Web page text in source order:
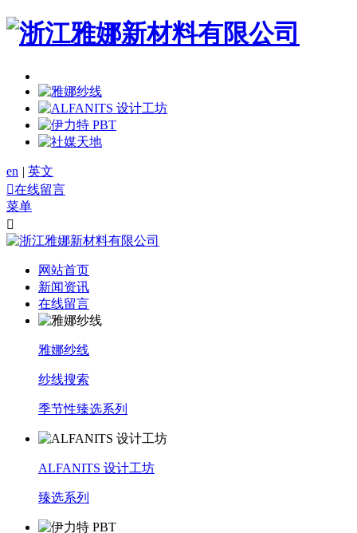
en | 英文
在线留言
菜单

网站首页
新闻资讯
在线留言
雅娜纱线
纱线搜索
季节性臻选系列
ALFANITS 设计工坊
臻选系列